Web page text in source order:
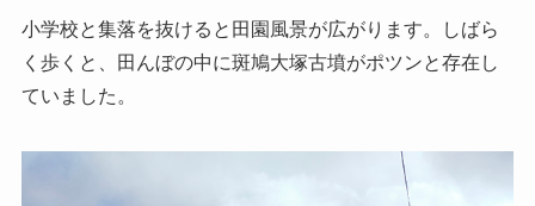
小学校と集落を抜けると田園風景が広がります。しばら
く歩くと、田んぼの中に斑鳩大塚古墳がポツンと存在し
ていました。